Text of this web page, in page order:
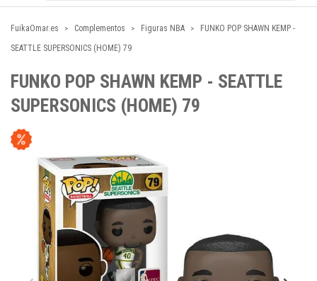
FuikaOmar.es Complementos Figuras NBA
FUNKO POP SHAWN KEMP -
SEATTLE SUPERSONICS (HOME) 79
FUNKO POP SHAWN KEMP - SEATTLE
SUPERSONICS (HOME) 79